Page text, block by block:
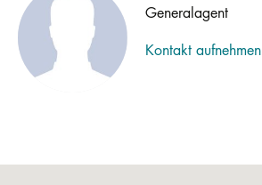
Generalagent
Kontakt aufnehmen